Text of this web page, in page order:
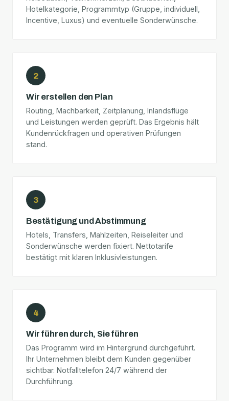
Hotelkategorie, Programmtyp (Gruppe, individuell,
Incentive, Luxus) und eventuelle Sonderwünsche.
2
Wir erstellen den Plan
Routing, Machbarkeit, Zeitplanung, Inlandsflüge
und Leistungen werden geprüft. Das Ergebnis hält
Kundenrückfragen und operativen Prüfungen
stand.
3
Bestätigung und Abstimmung
Hotels, Transfers, Mahlzeiten, Reiseleiter und
Sonderwünsche werden fixiert. Nettotarife
bestätigt mit klaren Inklusivleistungen.
4
Wir führen durch, Sie führen
Das Programm wird im Hintergrund durchgeführt.
Ihr Unternehmen bleibt dem Kunden gegenüber
sichtbar. Notfalltelefon 24/7 während der
Durchführung.